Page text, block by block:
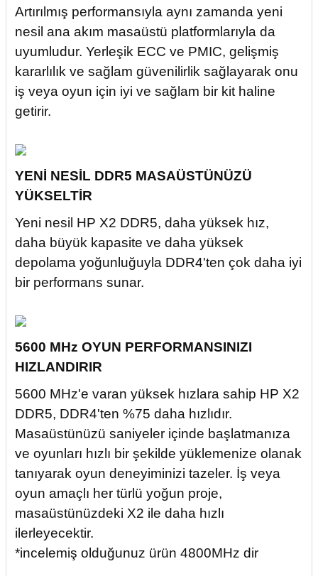
Artırılmış performansıyla aynı zamanda yeni
nesil ana akım masaüstü platformlarıyla da
uyumludur. Yerleşik ECC ve PMIC, gelişmiş
kararlılık ve sağlam güvenilirlik sağlayarak onu
iş veya oyun için iyi ve sağlam bir kit haline
getirir.
YENİ NESİL DDR5 MASAÜSTÜNÜZÜ
YÜKSELTİR
Yeni nesil HP X2 DDR5, daha yüksek hız,
daha büyük kapasite ve daha yüksek
depolama yoğunluğuyla DDR4'ten çok daha iyi
bir performans sunar.
5600 MHz OYUN PERFORMANSINIZI
HIZLANDIRIR
5600 MHz'e varan yüksek hızlara sahip HP X2
DDR5, DDR4'ten %75 daha hızlıdır.
Masaüstünüzü saniyeler içinde başlatmanıza
ve oyunları hızlı bir şekilde yüklemenize olanak
tanıyarak oyun deneyiminizi tazeler. İş veya
oyun amaçlı her türlü yoğun proje,
masaüstünüzdeki X2 ile daha hızlı
ilerleyecektir.
*incelemiş olduğunuz ürün 4800MHz dir